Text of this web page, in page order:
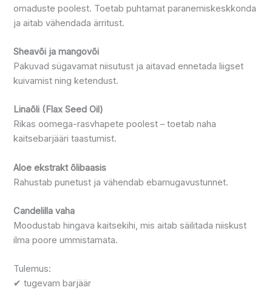
omaduste poolest. Toetab puhtamat paranemiskeskkonda
ja aitab vähendada ärritust.
Sheavõi ja mangovõi
Pakuvad sügavamat niisutust ja aitavad ennetada liigset
kuivamist ning ketendust.
Linaõli (Flax Seed Oil)
Rikas oomega-rasvhapete poolest – toetab naha
kaitsebarjääri taastumist.
Aloe ekstrakt õlibaasis
Rahustab punetust ja vähendab ebamugavustunnet.
Candelilla vaha
Moodustab hingava kaitsekihi, mis aitab säilitada niiskust
ilma poore ummistamata.
Tulemus:
✔ tugevam barjäär